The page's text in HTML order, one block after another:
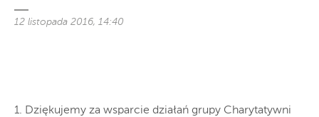
12 listopada 2016, 14:40
1. Dziękujemy za wsparcie działań grupy Charytatywni